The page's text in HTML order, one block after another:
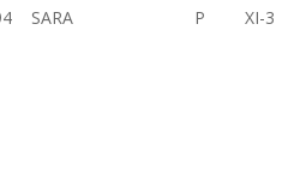
SARA P XI-3